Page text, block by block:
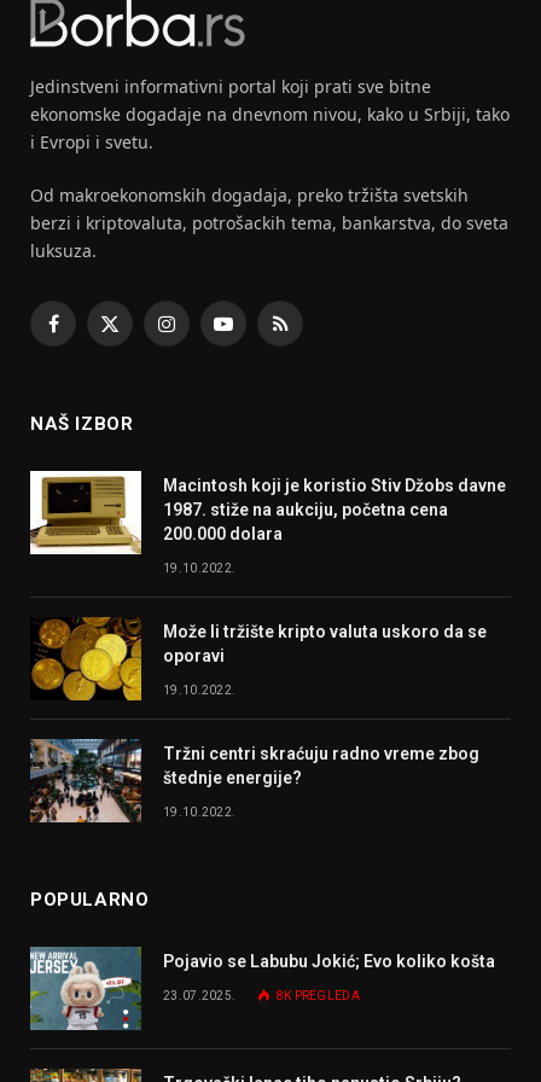
Jedinstveni informativni portal koji prati sve bitne
ekonomske dogadaje na dnevnom nivou, kako u Srbiji, tako
i Evropi i svetu.
Od makroekonomskih dogadaja, preko tržišta svetskih
berzi i kriptovaluta, potrošackih tema, bankarstva, do sveta
luksuza.
Facebook
X
InstagramYouTubeRSS
NAŠ IZBOR
Macintosh koji je koristio Stiv Džobs davne
1987. stiže na aukciju, početna cena
200.000 dolara
19.10.2022.
Može li tržište kripto valuta uskoro da se
oporavi
19.10.2022.
Tržni centri skraćuju radno vreme zbog
štednje energije?
19.10.2022.
POPULARNO
Pojavio se Labubu Jokić; Evo koliko košta
23.07.2025. 8K PREGLEDA